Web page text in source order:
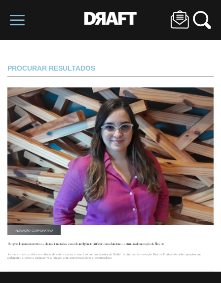
PROCURAR RESULTADOS
INOVAÇÃO CORPORATIVA
De agricultura regenerativa a sabores inusitados e uso de inteligência artificial: como funciona a estrutura de inovação da Nestlé
A crise climática afeta as culturas de café e cacau, e esse é só um dos desafios da Nestlé. A diretora de inovação Priscila Freitas fala sobre projetos em
andamento e como a empresa vê a relação com seus fornecedores e consumidores.